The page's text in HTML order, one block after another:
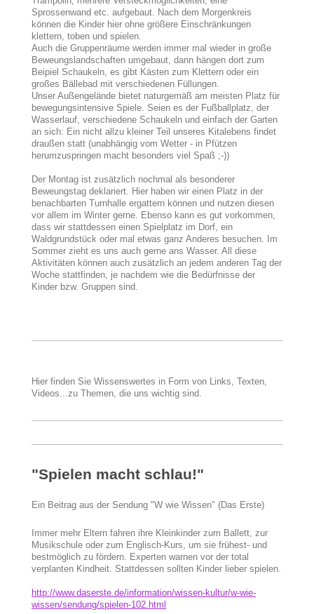
Sprossenwand etc. aufgebaut. Nach dem Morgenkreis
können die Kinder hier ohne größere Einschränkungen
klettern, toben und spielen.
Auch die Gruppenräume werden immer mal wieder in große
Beweungslandschaften umgebaut, dann hängen dort zum
Beipiel Schaukeln, es gibt Kästen zum Klettern oder ein
großes Bällebad mit verschiedenen Füllungen.
Unser Außengelände bietet naturgemäß am meisten Platz für
bewegungsintensive Spiele. Seien es der Fußballplatz, der
Wasserlauf, verschiedene Schaukeln und einfach der Garten
an sich: Ein nicht allzu kleiner Teil unseres Kitalebens findet
draußen statt (unabhängig vom Wetter - in Pfützen
herumzuspringen macht besonders viel Spaß ;-))
Der Montag ist zusätzlich nochmal als besonderer
Beweungstag deklariert. Hier haben wir einen Platz in der
benachbarten Turnhalle ergattern können und nutzen diesen
vor allem im Winter gerne. Ebenso kann es gut vorkommen,
dass wir stattdessen einen Spielplatz im Dorf, ein
Waldgrundstück oder mal etwas ganz Anderes besuchen. Im
Sommer zieht es uns auch gerne ans Wasser. All diese
Aktivitäten können auch zusätzlich an jedem anderen Tag der
Woche stattfinden, je nachdem wie die Bedürfnisse der
Kinder bzw. Gruppen sind.
Hier finden Sie Wissenswertes in Form von Links, Texten,
Videos...zu Themen, die uns wichtig sind.
"Spielen macht schlau!"
Ein Beitrag aus der Sendung "W wie Wissen" (Das Erste)
Immer mehr Eltern fahren ihre Kleinkinder zum Ballett, zur
Musikschule oder zum Englisch-Kurs, um sie frühest- und
bestmöglich zu fördern. Experten warnen vor der total
verplanten Kindheit. Stattdessen sollten Kinder lieber spielen.
http://www.daserste.de/information/wissen-kultur/w-wie-
wissen/sendung/spielen-102.html